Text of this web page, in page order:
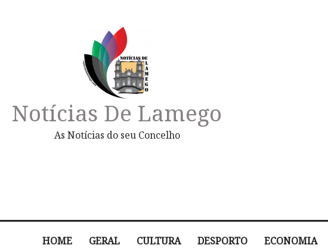
Notícias De Lamego
As Notícias do seu Concelho
HOME GERAL CULTURA DESPORTO ECONOMIA